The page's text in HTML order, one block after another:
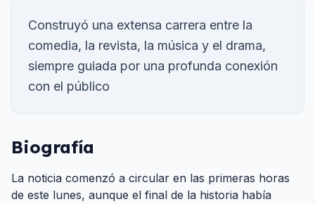
Construyó una extensa carrera entre la
comedia, la revista, la música y el drama,
siempre guiada por una profunda conexión
con el público
Biografía
La noticia comenzó a circular en las primeras horas
de este lunes, aunque el final de la historia había